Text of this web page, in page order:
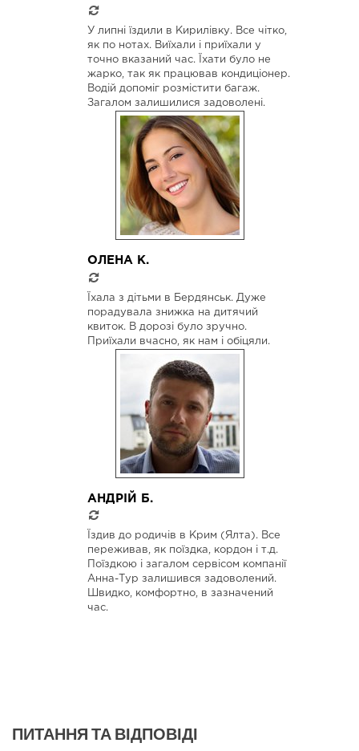
У липні їздили в Кирилівку. Все чітко,
як по нотах. Виїхали і приїхали у
точно вказаний час. Їхати було не
жарко, так як працював кондиціонер.
Водій допоміг розмістити багаж.
Загалом залишилися задоволені.
ОЛЕНА К.
Їхала з дітьми в Бердянськ. Дуже
порадувала знижка на дитячий
квиток. В дорозі було зручно.
Приїхали вчасно, як нам і обіцяли.
АНДРІЙ Б.
Їздив до родичів в Крим (Ялта). Все
переживав, як поїздка, кордон і т.д.
Поїздкою і загалом сервісом компанії
Анна-Тур залишився задоволений.
Швидко, комфортно, в зазначений
час.
ПИТАННЯ ТА ВІДПОВІДІ